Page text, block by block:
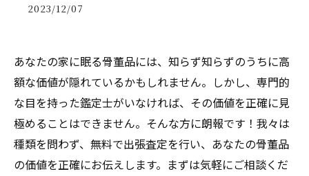
2023/12/07
あなたの家に眠る骨董品には、知らず知らずのうちに高
額な価値が隠れているかもしれません。しかし、専門的
な目を持った鑑定士がいなければ、その価値を正確に見
極めることはできません。そんな方に朗報です！我々は
種類を問わず、無料で出張査定を行い、あなたの骨董品
の価値を正確にお伝えします。まずは気軽にご相談くだ